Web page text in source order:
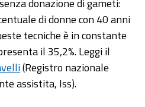
donazione di gameti:
di donne con 40 anni
tecniche è in constante
il 35,2%. Leggi il
(Registro nazionale
assistita, Iss).